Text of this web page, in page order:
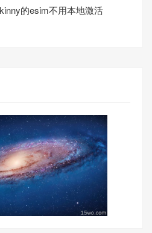
的esim不用本地激活